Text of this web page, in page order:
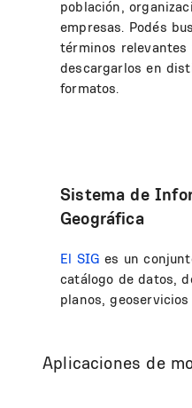
población,
empresas. Podés
términos relevantes
descargarlos en
formatos.
Sistema de
Geográfica
El SIG es un
catálogo de datos,
planos,
Aplicaciones de